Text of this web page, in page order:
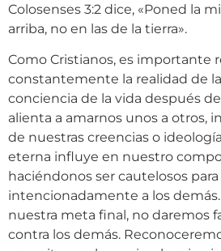
Colosenses 3:2 dice, «Poned la
arriba, no en las de la tierra».
Como Cristianos, es importante
constantemente la realidad de
conciencia de la vida después
alienta a amarnos unos a otros,
de nuestras creencias o
eterna influye en nuestro
haciéndonos ser cautelosos
intencionadamente a los
nuestra meta final, no daremos
contra los demás.